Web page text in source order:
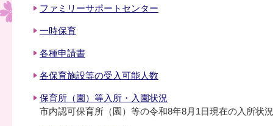
ファミリーサポートセンター
一時保育
各種申請書
各保育施設等の受入可能人数
保育所（園）等入所・入園状況
市内認可保育所（園）等の令和8年8月1日現在の入所状